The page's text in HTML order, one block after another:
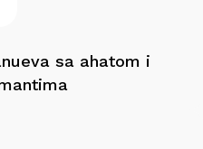
sa ahatom i